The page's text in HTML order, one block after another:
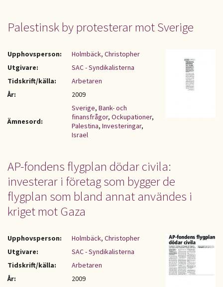
Palestinsk by protesterar mot Sverige
Upphovsperson:
Holmbäck, Christopher
Utgivare:
SAC - Syndikalisterna
Tidskrift/källa:
Arbetaren
År:
2009
Ämnesord:
Sverige, Bank- och
finansfrågor, Ockupationer,
Palestina, Investeringar,
Israel
AP-fondens flygplan dödar civila:
investerar i företag som bygger de
flygplan som bland annat användes i
kriget mot Gaza
Upphovsperson:
Holmbäck, Christopher
Utgivare:
SAC - Syndikalisterna
Tidskrift/källa:
Arbetaren
År:
2009